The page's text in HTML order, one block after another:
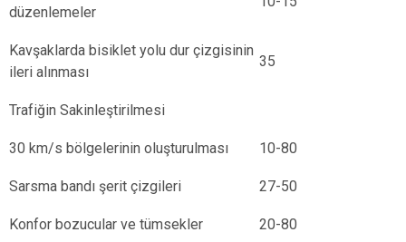
düzenlemeler
Kavşaklarda bisiklet yolu dur çizgisinin
ileri alınması
35
Trafiğin Sakinleştirilmesi
30 km/s bölgelerinin oluşturulması 10-80
Sarsma bandı şerit çizgileri 27-50
Konfor bozucular ve tümsekler 20-80